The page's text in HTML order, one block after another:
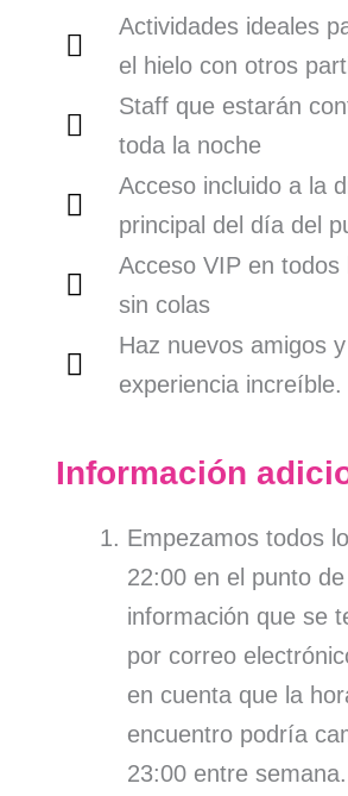
Actividades ideales
el hielo con otros
Staff que estarán
toda la noche
Acceso incluido a la
principal del día del
Acceso VIP en todos
sin colas
Haz nuevos amigos
experiencia increíble.
Información
Empezamos todos
22:00 en el punto
información que se
por correo
en cuenta que la
encuentro podría
23:00 entre semana.